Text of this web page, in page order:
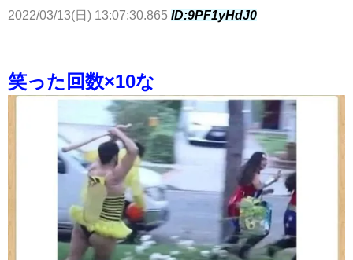
2022/03/13(日) 13:07:30.865 ID:9PF1yHdJ0
笑った回数×10な